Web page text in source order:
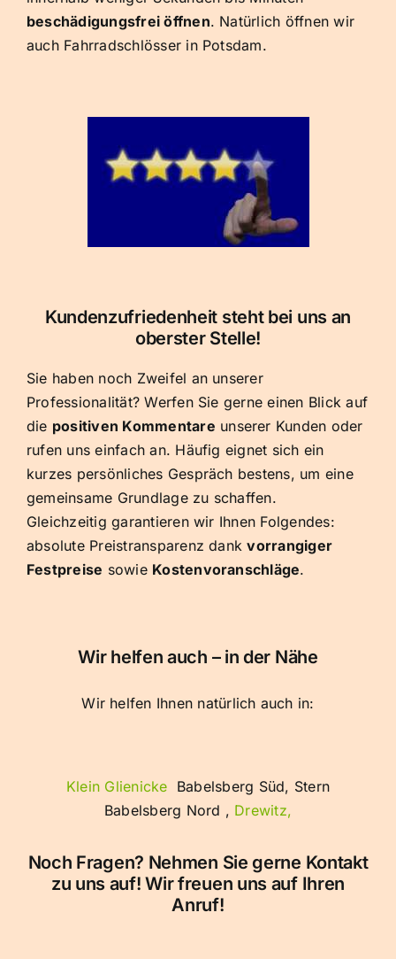
beschädigungsfrei öffnen. Natürlich öffnen wir
auch Fahrradschlösser in Potsdam.
Kundenzufriedenheit steht bei uns an
oberster Stelle!
Sie haben noch Zweifel an unserer
Professionalität? Werfen Sie gerne einen Blick auf
die positiven Kommentare unserer Kunden oder
rufen uns einfach an. Häufig eignet sich ein
kurzes persönliches Gespräch bestens, um eine
gemeinsame Grundlage zu schaffen.
Gleichzeitig garantieren wir Ihnen Folgendes:
absolute Preistransparenz dankvorrangiger
Festpreise sowie Kostenvoranschläge.
Wir helfen auch – in der Nähe
Wir helfen Ihnen natürlich auch in:
Klein Glienicke Babelsberg Süd, Stern
Babelsberg Nord , Drewitz,
Noch Fragen? Nehmen Sie gerne Kontakt
zu uns auf! Wir freuen uns auf Ihren
Anruf!